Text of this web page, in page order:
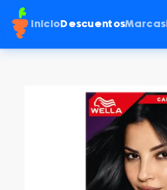
Inicio DescuentosMarcas